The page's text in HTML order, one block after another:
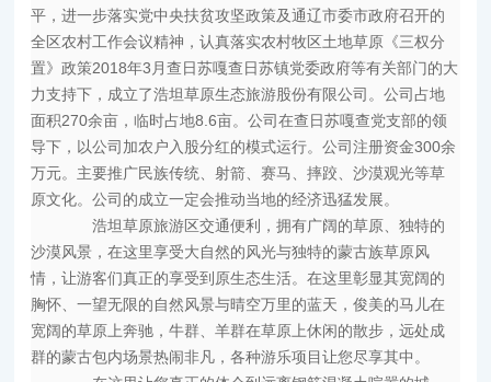
平，进一步落实党中央扶贫攻坚政策及通辽市委市政府召开的
全区农村工作会议精神，认真落实农村牧区土地草原《三权分
置》政策2018年3月查日苏嘎查日苏镇党委政府等有关部门的大
力支持下，成立了浩坦草原生态旅游股份有限公司。公司占地
面积270余亩，临时占地8.6亩。公司在查日苏嘎查党支部的领
导下，以公司加农户入股分红的模式运行。公司注册资金300余
万元。主要推广民族传统、射箭、赛马、摔跤、沙漠观光等草
原文化。公司的成立一定会推动当地的经济迅猛发展。
浩坦草原旅游区交通便利，拥有广阔的草原、独特的
沙漠风景，在这里享受大自然的风光与独特的蒙古族草原风
情，让游客们真正的享受到原生态生活。在这里彰显其宽阔的
胸怀、一望无限的自然风景与晴空万里的蓝天，俊美的马儿在
宽阔的草原上奔驰，牛群、羊群在草原上休闲的散步，远处成
群的蒙古包内场景热闹非凡，各种游乐项目让您尽享其中。